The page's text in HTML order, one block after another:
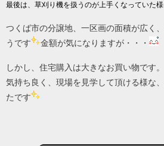
最後は、草刈り機を扱うのが上手くなっていた
つくば市の分譲地、一区画の面積が広く
うです
金額が気になりますが・・・
しかし、住宅購入は大きなお買い物です。
気持ち良く、現場を見学して頂ける様な
たです